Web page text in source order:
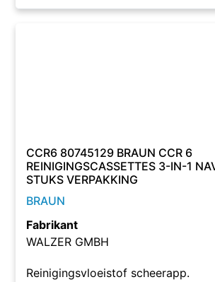
CCR6 80745129 BRAUN CCR 6
REINIGINGSCASSETTES 3-IN-1
STUKS VERPAKKING
BRAUN
Fabrikant
WALZER GMBH
Reinigingsvloeistof scheerapp.